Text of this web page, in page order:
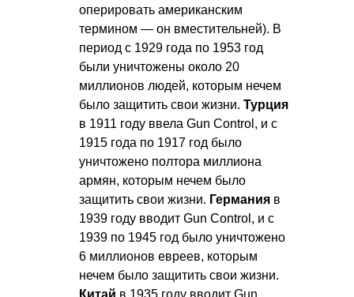
оперировать американским
термином — он вместительней). В
период с 1929 года по 1953 год
были уничтожены около 20
миллионов людей, которым нечем
было защитить свои жизни. Турция
в 1911 году ввела Gun Control, и с
1915 года по 1917 год было
уничтожено полтора миллиона
армян, которым нечем было
защитить свои жизни. Германия в
1939 году вводит Gun Control, и с
1939 по 1945 год было уничтожено
6 миллионов евреев, которым
нечем было защитить свои жизни.
Китай в 1935 году вводит Gun